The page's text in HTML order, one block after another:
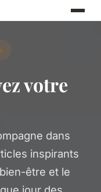
votre
dans
inspirants
être et le